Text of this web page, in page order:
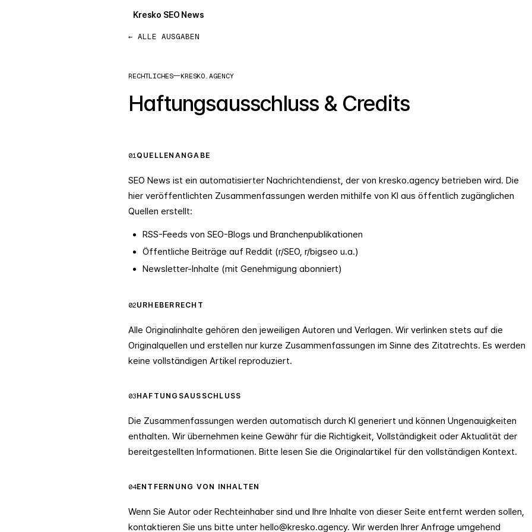
Kresko SEO News
← ALLE AUSGABEN
RECHTLICHES—KRESKO.AGENCY
Haftungsausschluss & Credits
01QUELLENANGABE
SEO News ist ein automatisierter Nachrichtendienst, der von kresko.agency betrieben wird. Die
hier veröffentlichten Zusammenfassungen werden mithilfe von KI aus öffentlich zugänglichen
Quellen erstellt:
RSS-Feeds von SEO-Blogs und Branchenpublikationen
Öffentliche Beiträge auf Reddit (r/SEO, r/bigseo u.a.)
Newsletter-Inhalte (mit Genehmigung abonniert)
02URHEBERRECHT
Alle Originalinhalte gehören den jeweiligen Autoren und Verlagen. Wir verlinken stets auf die
Originalquellen und erstellen nur kurze Zusammenfassungen im Sinne des Zitatrechts. Es werden
keine vollständigen Artikel reproduziert.
03HAFTUNGSAUSSCHLUSS
Die Zusammenfassungen werden automatisch durch KI generiert und können Ungenauigkeiten
enthalten. Wir übernehmen keine Gewähr für die Richtigkeit, Vollständigkeit oder Aktualität der
bereitgestellten Informationen. Bitte lesen Sie die Originalartikel für den vollständigen Kontext.
04ENTFERNUNG VON INHALTEN
Wenn Sie Autor oder Rechteinhaber sind und Ihre Inhalte von dieser Seite entfernt werden sollen,
kontaktieren Sie uns bitte unter hello@kresko.agency. Wir werden Ihrer Anfrage umgehend